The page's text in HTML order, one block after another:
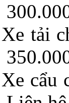
Xe tải
Xe cẩu